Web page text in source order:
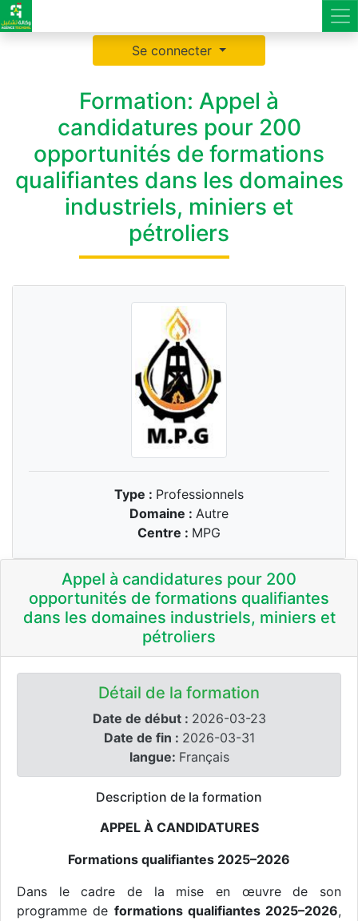
Se connecter
Formation: Appel à
candidatures pour 200
opportunités de formations
qualifiantes dans les domaines
industriels, miniers et
pétroliers
Type : Professionnels
Domaine : Autre
Centre : MPG
Appel à candidatures pour 200
opportunités de formations qualifiantes
dans les domaines industriels, miniers et
pétroliers
Détail de la formation
Date de début : 2026-03-23
Date de fin : 2026-03-31
langue: Français
Description de la formation
APPEL À CANDIDATURES
Formations qualifiantes 2025–2026
Dans le cadre de la mise en œuvre de son
programme de formations qualifiantes 2025–2026,